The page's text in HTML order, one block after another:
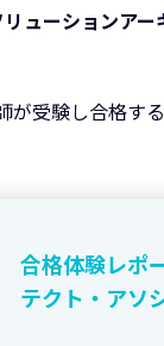
リューションア
受験し合格す
合格体験レポ
テクト・アソ